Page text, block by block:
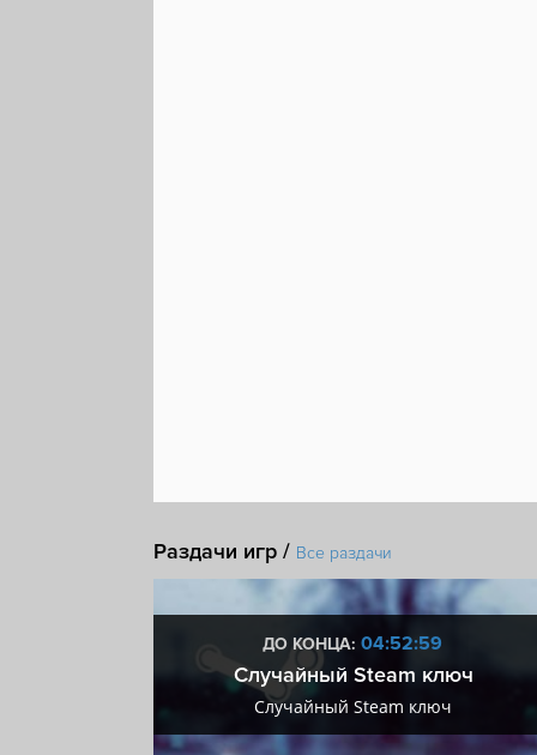
Раздачи игр / Все раздачи
ДО КОНЦА: 04:52:58
Случайный Steam ключ
Случайный Steam ключ